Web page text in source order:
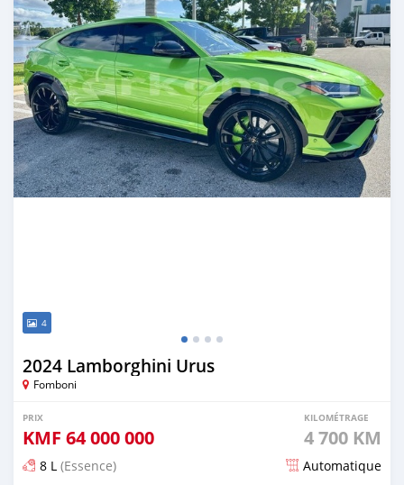
4
2024 Lamborghini Urus
Fomboni
PRIX
KMF 64 000 000
KILOMÉTRAGE
4 700 KM
8 L (Essence) Automatique